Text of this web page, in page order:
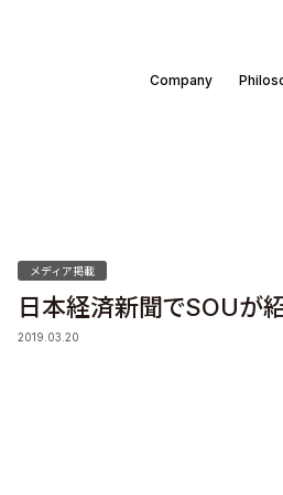
Company
メディア掲載
日本経済新聞でSOUが紹
2019.03.20